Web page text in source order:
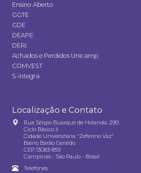
Ensino Aberto
GGTE
GDE
DEAPE
DERI
Achados e Perdidos Unicamp
COMVEST
S-integra
Localização e Contato
Rua Sérgio Buarque de Holanda, 290
Ciclo Básico II
Cidade Universitária "Zeferino Vaz"
Bairro Barão Geraldo
CEP 13083-859
Campinas - São Paulo - Brasil
Telefones